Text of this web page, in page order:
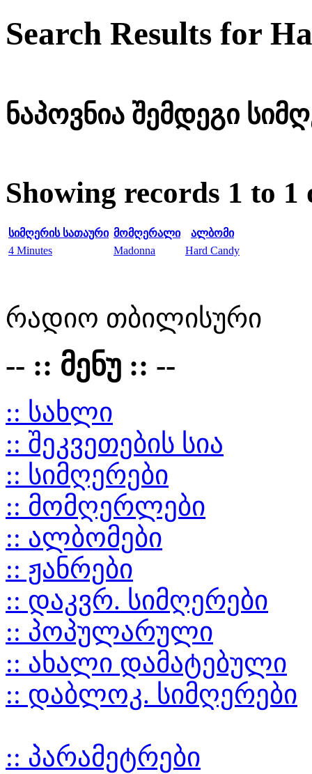
Search Results for
ნაპოვნია შემდეგი
Showing records 1 to
სიმღერის სათაური მომღერალი
ალბომი
4 Minutes
Madonna Hard Candy
რადიო თბილისური
-- :: მენუ :: --
:: სახლი
:: შეკვეთების სია
:: სიმღერები
:: მომღერლები
:: ალბომები
:: ჟანრები
:: დაკვრ. სიმღერები
:: პოპულარული
:: ახალი დამატებული
:: დაბლოკ. სიმღერები
:: პარამეტრები